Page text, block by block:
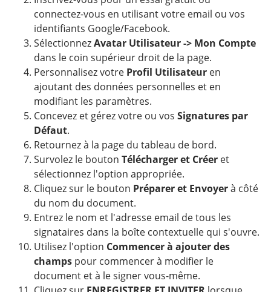
connectez-vous en utilisant votre email ou vos
identifiants Google/Facebook.
SélectionnezAvatar Utilisateur -> Mon Compte
dans le coin supérieur droit de la page.
Personnalisez votre Profil Utilisateur en
ajoutant des données personnelles et en
modifiant les paramètres.
Concevez et gérez votre ou vos Signatures par
Défaut.
Retournez à la page du tableau de bord.
Survolez le bouton Télécharger et Créer et
sélectionnez l'option appropriée.
Cliquez sur le bouton Préparer et Envoyerà côté
du nom du document.
Entrez le nom et l'adresse email de tous les
signataires dans la boîte contextuelle qui s'ouvre.
Utilisez l'option Commencer à ajouter des
champs pour commencer à modifier le
document et à le signer vous-même.